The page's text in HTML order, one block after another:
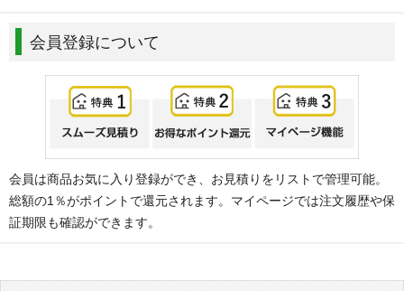
会員登録について
会員は商品お気に入り登録ができ、お見積りをリストで管理可能。
総額の1％がポイントで還元されます。マイページでは注文履歴や保
証期限も確認ができます。